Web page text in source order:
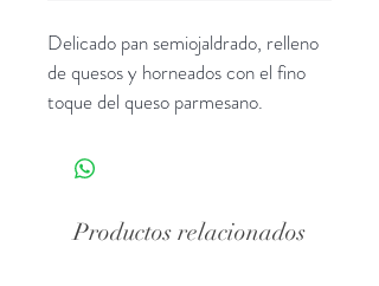
Delicado pan semiojaldrado, relleno
de quesos y horneados con el fino
toque del queso parmesano.
Productos relacionados